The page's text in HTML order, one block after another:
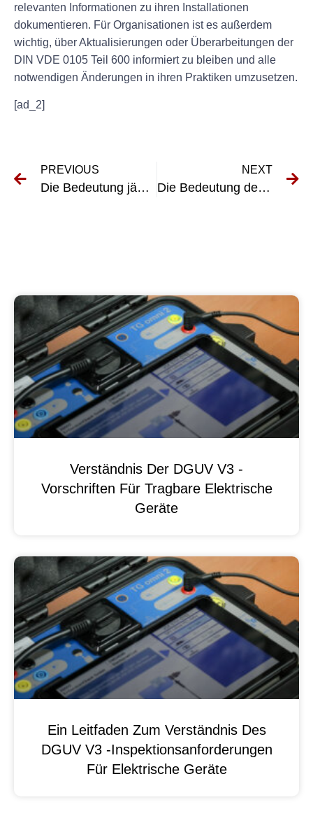
relevanten Informationen zu ihren Installationen
dokumentieren. Für Organisationen ist es außerdem
wichtig, über Aktualisierungen oder Überarbeitungen der
DIN VDE 0105 Teil 600 informiert zu bleiben und alle
notwendigen Änderungen in ihren Praktiken umzusetzen.
[ad_2]
PREVIOUS
Die Bedeutung jährlicher UVV-Inspektionen verstehen
NEXT
Die Bedeutung der DGUV A3-Prüfung für die elektrische Sicherheit verstehen
Verständnis Der DGUV V3 -
Vorschriften Für Tragbare Elektrische
Geräte
Ein Leitfaden Zum Verständnis Des
DGUV V3 -Inspektionsanforderungen
Für Elektrische Geräte